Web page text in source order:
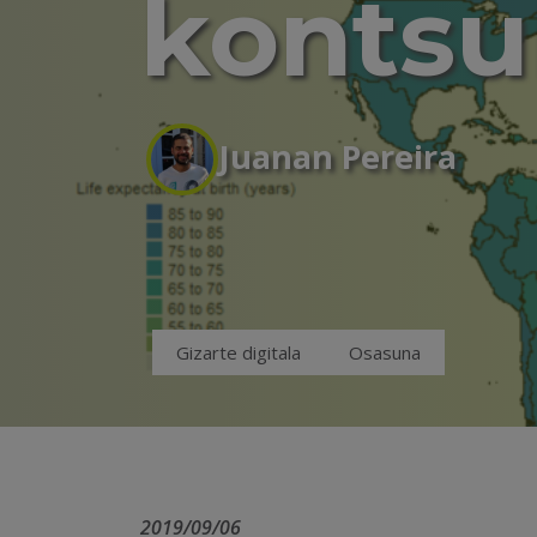
Juanan Pereira
Gizarte digitala Osasuna
2019/09/06